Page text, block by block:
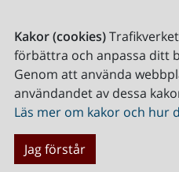
Kakor (cookies)
förbättra och anpassa ditt
Genom att använda
användandet av dessa
Läs mer om kakor och hur
Jag förstår